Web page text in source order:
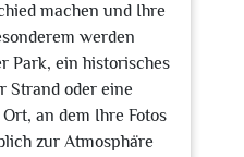
machen und Ihre
werden
Park, ein historisches
Strand oder eine
an dem Ihre Fotos
zur Atmosphäre